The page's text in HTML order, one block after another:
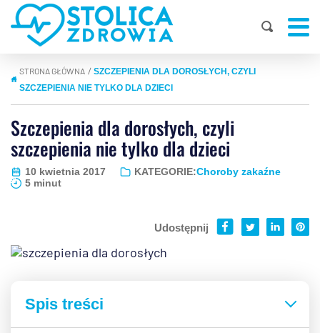
STRONA GŁÓWNA | SZCZEPIENIA DLA DOROSŁYCH, CZYLI
SZCZEPIENIA NIE TYLKO DLA DZIECI
Szczepienia dla dorosłych, czyli
szczepienia nie tylko dla dzieci
10 kwietnia 2017 KATEGORIE:Choroby zakaźne
5 minut
Udostępnij
Spis treści